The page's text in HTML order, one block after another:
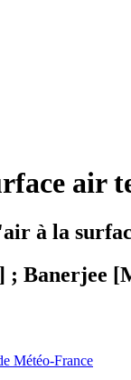
à la
; Banerjee
Météo-France